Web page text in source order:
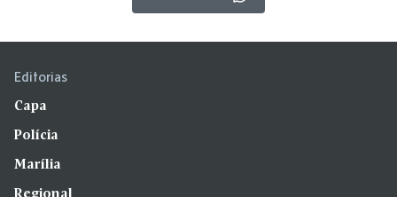
Editorias
Capa
Polícia
Marília